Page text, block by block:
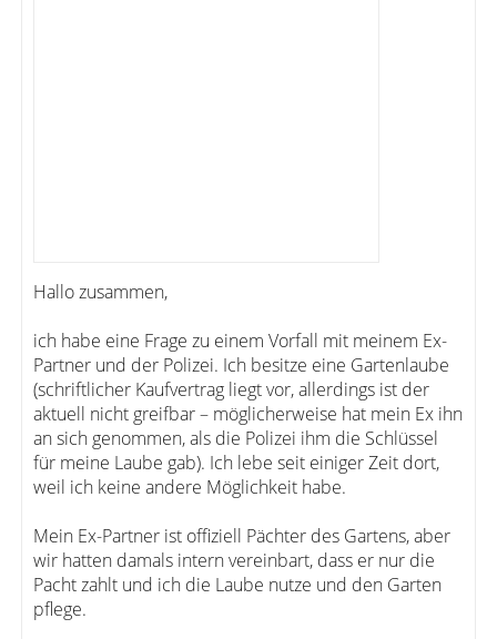
Hallo zusammen,
ich habe eine Frage zu einem Vorfall mit meinem Ex-
Partner und der Polizei. Ich besitze eine Gartenlaube
(schriftlicher Kaufvertrag liegt vor, allerdings ist der
aktuell nicht greifbar – möglicherweise hat mein Ex ihn
an sich genommen, als die Polizei ihm die Schlüssel
für meine Laube gab). Ich lebe seit einiger Zeit dort,
weil ich keine andere Möglichkeit habe.
Mein Ex-Partner ist offiziell Pächter des Gartens, aber
wir hatten damals intern vereinbart, dass er nur die
Pacht zahlt und ich die Laube nutze und den Garten
pflege.